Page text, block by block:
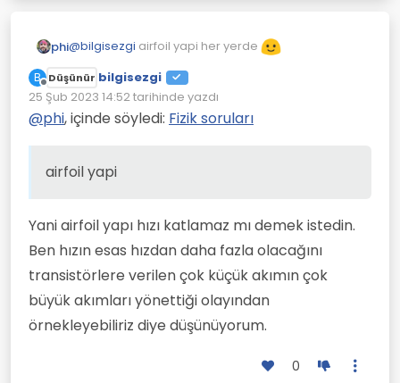
phi@bilgisezgi airfoil yapi her yerde
B
Çevrimdışı
Düşünür bilgisezgi
25 Şub 2023 14:52tarihinde yazdı
Son düzenleyen:
@phi, içinde söyledi: Fizik soruları
airfoil yapi
Yani airfoil yapı hızı katlamaz mı demek istedin.
Ben hızın esas hızdan daha fazla olacağını
transistörlere verilen çok küçük akımın çok
büyük akımları yönettiği olayından
örnekleyebiliriz diye düşünüyorum.
0